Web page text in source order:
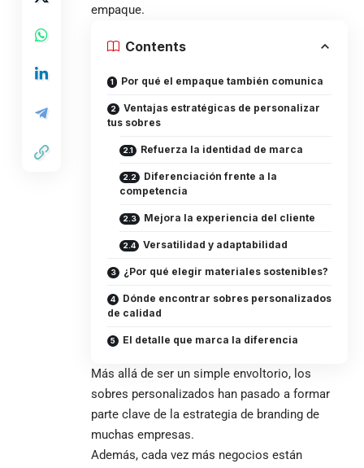
empaque.
Contents
Por qué el empaque también comunica
Ventajas estratégicas de personalizar
tus sobres
Refuerza la identidad de marca
Diferenciación frente a la
competencia
Mejora la experiencia del cliente
Versatilidad y adaptabilidad
¿Por qué elegir materiales sostenibles?
Dónde encontrar sobres personalizados
de calidad
El detalle que marca la diferencia
Más allá de ser un simple envoltorio, los
sobres personalizados han pasado a formar
parte clave de la estrategia de branding de
muchas empresas.
Además, cada vez más negocios están